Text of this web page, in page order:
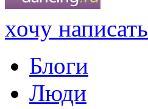
хочу написать
Блоги
Люди